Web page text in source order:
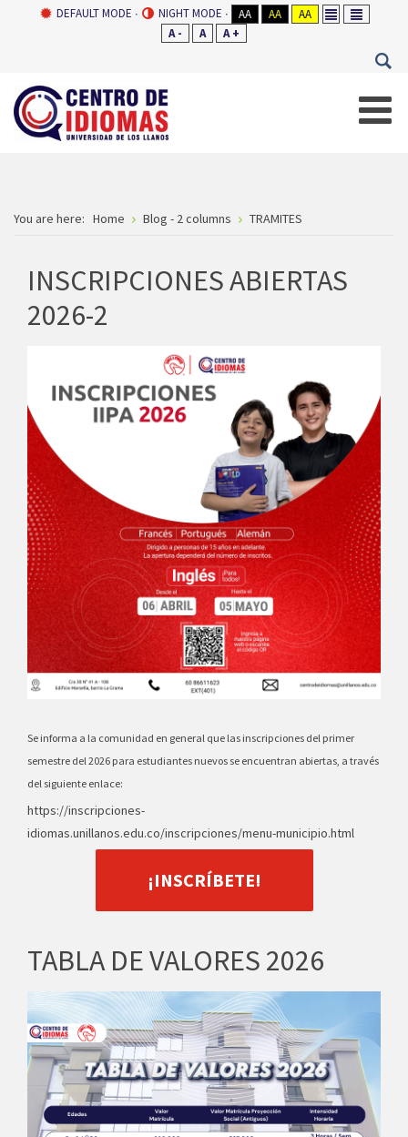
DEFAULT MODE NIGHT MODE AA AA
AA
A -
A A +
You are here: Home Blog - 2 columns TRAMITES
INSCRIPCIONES ABIERTAS
2026-2
Se informa a la comunidad en general que las inscripciones del primer
semestre del 2026 para estudiantes nuevos se encuentran abiertas, a través
del siguiente enlace:
https://inscripciones-
idiomas.unillanos.edu.co/inscripciones/menu-municipio.html
¡INSCRÍBETE!
TABLA DE VALORES 2026